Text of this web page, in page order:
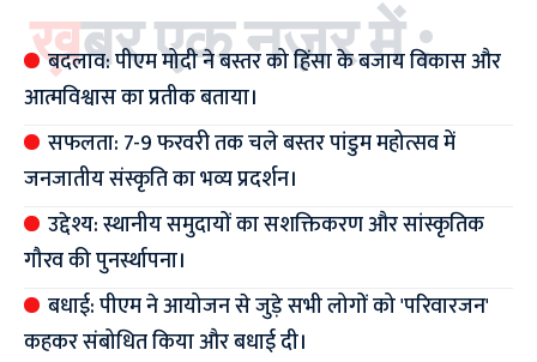
ख़बर एक नज़र में :
बदलाव: पीएम मोदी ने बस्तर को हिंसा के बजाय विकास और
आत्मविश्वास का प्रतीक बताया।
सफलता: 7-9 फरवरी तक चले बस्तर पांडुम महोत्सव में
जनजातीय संस्कृति का भव्य प्रदर्शन।
उद्देश्य: स्थानीय समुदायों का सशक्तिकरण और सांस्कृतिक
गौरव की पुनर्स्थापना।
बधाई: पीएम ने आयोजन से जुड़े सभी लोगों को 'परिवारजन'
कहकर संबोधित किया और बधाई दी।